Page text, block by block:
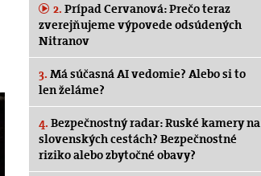
2. Prípad Cervanová: Prečo teraz
zverejňujeme výpovede odsúdených
Nitranov
3. Má súčasná AI vedomie? Alebo si to
len želáme?
4. Bezpečnostný radar: Ruské kamery na
slovenských cestách? Bezpečnostné
riziko alebo zbytočné obavy?